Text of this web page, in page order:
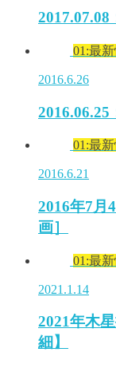
2017.07.08
01:最
2016.6.26
2016.06.25
01:最
2016.6.21
2016年7月
画］
01:最
2021.1.14
2021年木
細】